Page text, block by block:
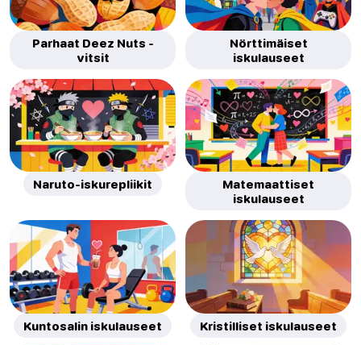
Parhaat Deez Nuts -
vitsit
Nörttimäiset
iskulauseet
Naruto-iskurepliikit
Matemaattiset
iskulauseet
Kuntosalin iskulauseet Kristilliset iskulauseet